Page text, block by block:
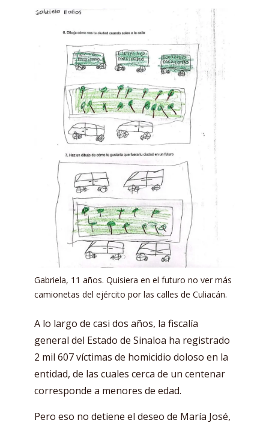
Gabriela, 11 años. Quisiera en el futuro no ver más
camionetas del ejército por las calles de Culiacán.
A lo largo de casi dos años, la fiscalía
general del Estado de Sinaloa ha registrado
2 mil 607 víctimas de homicidio doloso en la
entidad, de las cuales cerca de un centenar
corresponde a menores de edad.
Pero eso no detiene el deseo de María José,